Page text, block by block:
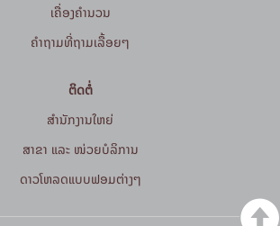
ເຄື່ອງຄຳນວນ
ຄໍາຖາມທີ່ຖາມເລື້ອຍໆ
ຕິດຕໍ່
ສໍານັກງານໃຫຍ່
ສາຂາ ແລະ ໜ່ວຍບໍລິການ
ດາວໂຫລດແບບຟອມຕ່າງໆ